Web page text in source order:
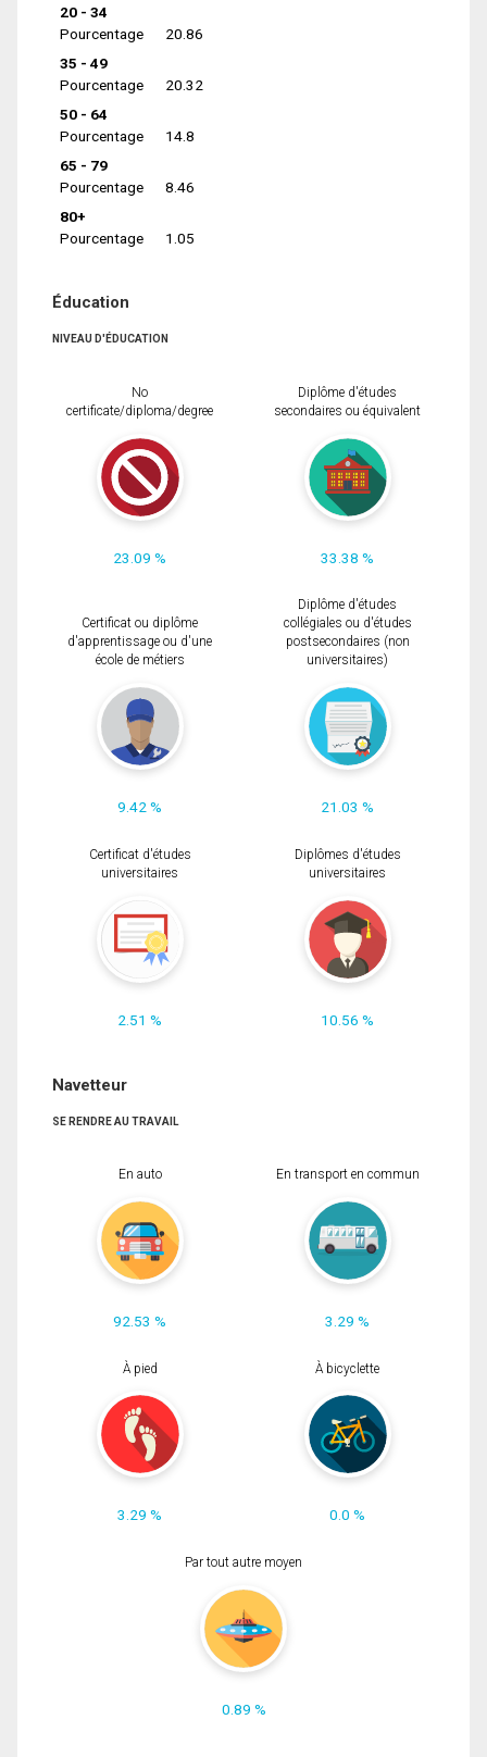
20 - 34
Pourcentage
20.86
35 - 49
Pourcentage
20.32
50 - 64
Pourcentage
14.8
65 - 79
Pourcentage
8.46
80+
Pourcentage
1.05
Éducation
NIVEAU D'ÉDUCATION
No
certificate/diploma/degree
23.09 %
Diplôme d'études
secondaires ou équivalent
33.38 %
Certificat ou diplôme
d'apprentissage ou d'une
école de métiers
9.42 %
Diplôme d'études
collégiales ou d'études
postsecondaires (non
universitaires)
21.03 %
Certificat d'études
universitaires
2.51 %
Diplômes d'études
universitaires
10.56 %
Navetteur
SE RENDRE AU TRAVAIL
En auto
92.53 %
En transport en commun
3.29 %
À pied
3.29 %
À bicyclette
0.0 %
Par tout autre moyen
0.89 %